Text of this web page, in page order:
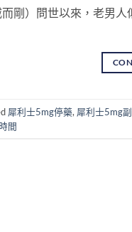
剛）問世以來，老男
犀利士5mg停藥, 犀利士5mg
間